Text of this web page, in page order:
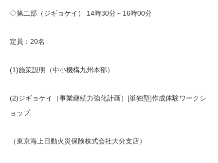
◇第二部（ジギョケイ） 14時30分～16時00分
定員：20名
(1)施策説明（中小機構九州本部）
(2)ジギョケイ（事業継続力強化計画）[単独型]作成体験ワークシ
ョップ
（東京海上日動火災保険株式会社大分支店）